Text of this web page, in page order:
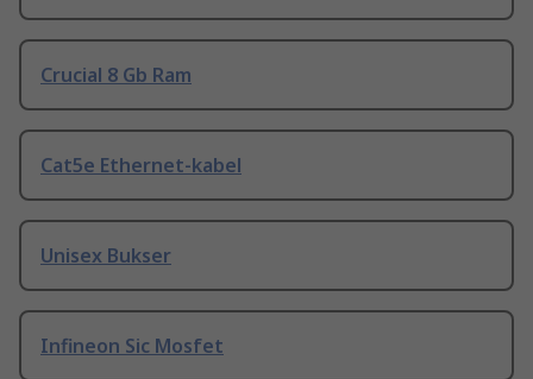
Crucial 8 Gb Ram
Cat5e Ethernet-kabel
Unisex Bukser
Infineon Sic Mosfet